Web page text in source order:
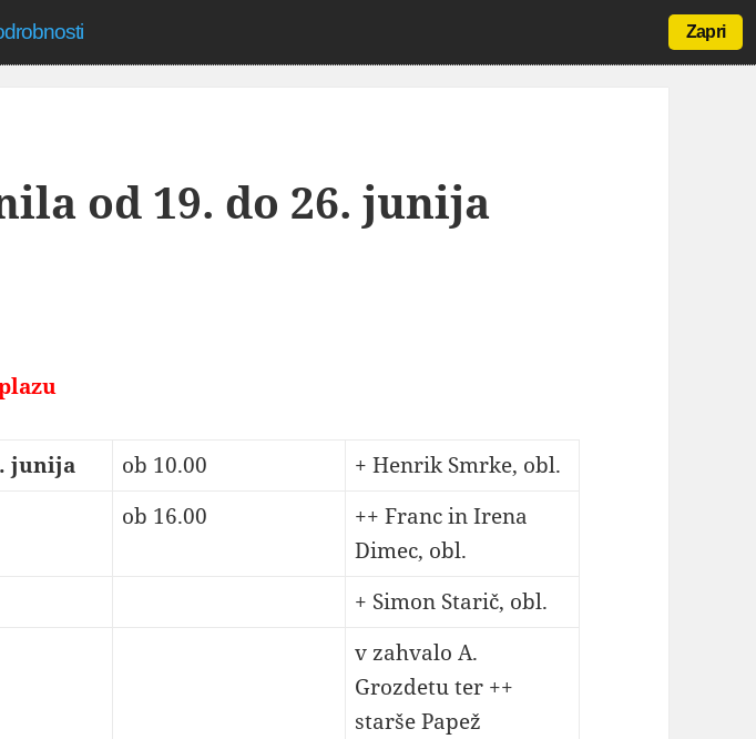
Zapri
od 19. do 26. junija
junija ob 10.00
+ Henrik Smrke, obl.
ob 16.00
++ Franc in Irena
Dimec, obl.
+ Simon Starič, obl.
v zahvalo A.
Grozdetu ter ++
starše Papež